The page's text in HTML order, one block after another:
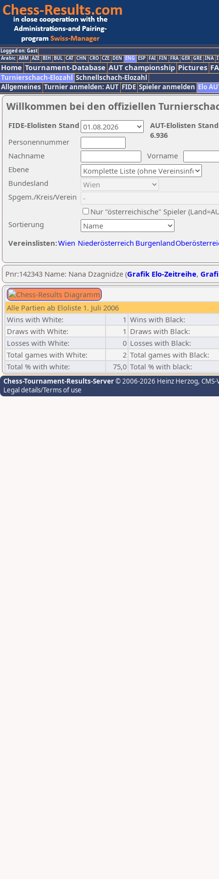
Logged on: Gast
Arabic ARM AZE BIH BUL CAT CHN CRO CZE DEN ENG ESP FAI FIN FRA GER GRE INA
Home Tournament-Database AUT championship Pictures
Turnierschach-Elozahl Schnellschach-Elozahl
Allgemeines Turnier anmelden: AUT FIDE Spieler anmelden Elo
Willkommen bei den offiziellen
Nachname
Vorname
Ebene
Sortierung
Personennummer
Bundesland
Spgem./Kreis/Verein
Nur "österreichische" Spieler
Vereinslisten:Wien Niederösterreich Burgenland
AUT-Elolisten
6.936
FIDE-Elolisten Stand
Pnr:142343 Name: Nana Dzagnidze (Grafik Elo-Zeitreihe,
Alle Partien ab Eloliste 1. Juli 2006
Wins with White:
1 Wins with Black:
Draws with White:
1 Draws with Black:
Losses with White:
0 Losses with Black:
Total games with White:
2 Total games with Black:
Total % with white:
75,0 Total % with black:
Chess-Tournament-Results-Server© 2006-2026 Heinz Herzog,
Legal details/Terms of use